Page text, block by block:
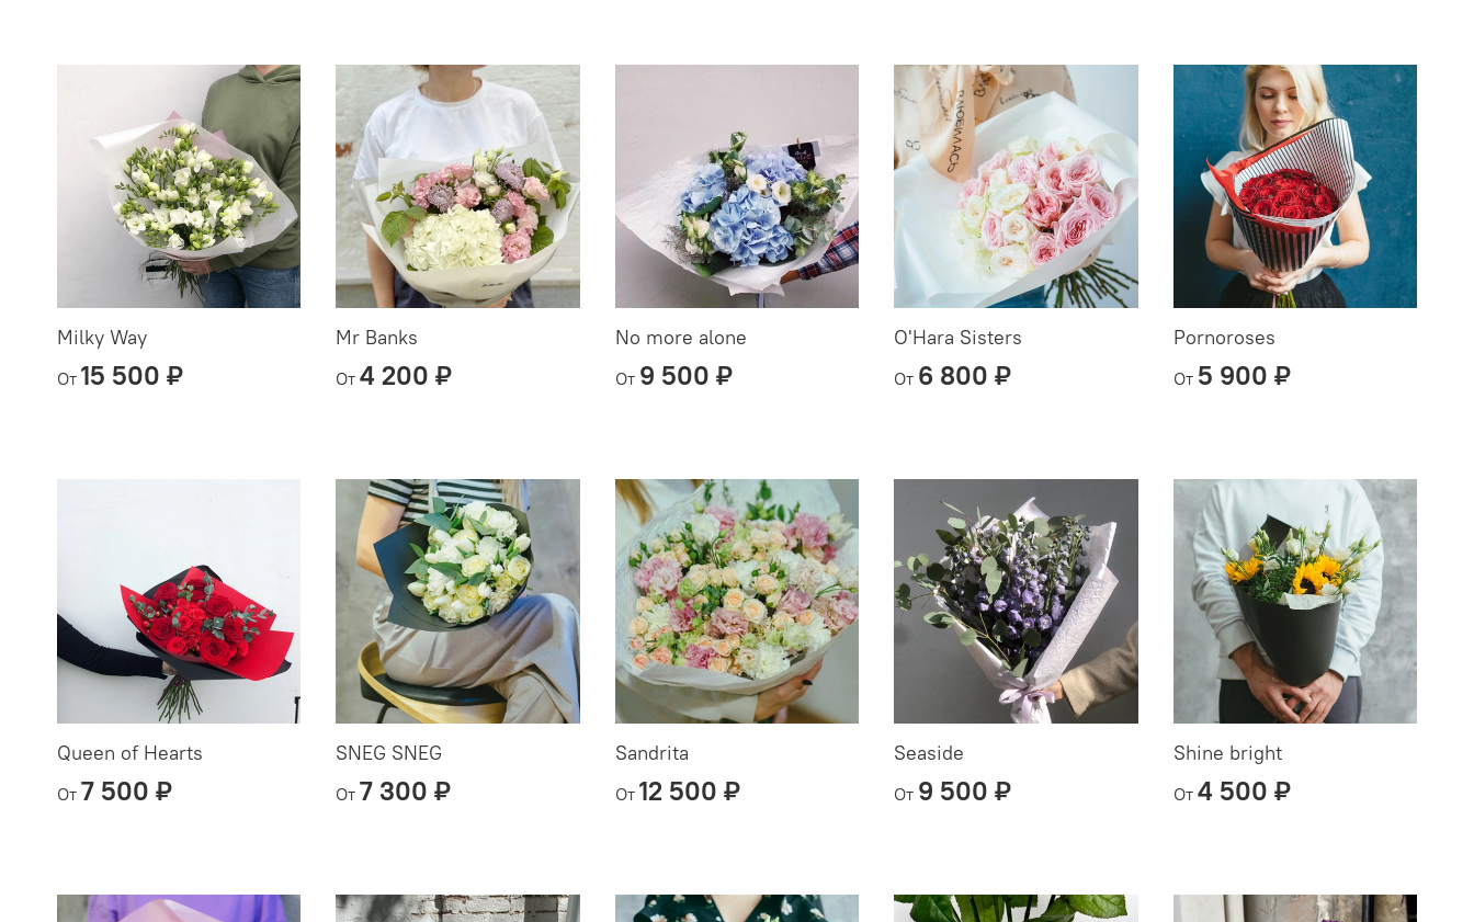
Milky Way
От 15 500 ₽
Mr Banks
От 4 200 ₽
No more alone
От 9 500 ₽
O'Hara Sisters
От 6 800 ₽
Pornoroses
От 5 900 ₽
Queen of Hearts
От 7 500 ₽
SNEG SNEG
От 7 300 ₽
Sandrita
От 12 500 ₽
Seaside
От 9 500 ₽
Shine bright
От 4 500 ₽